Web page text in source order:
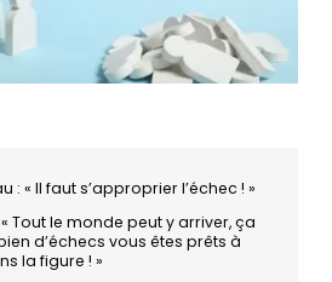
: « Il faut s’approprier l’échec ! »
Tout le monde peut y arriver, ça
d’échecs vous êtes prêts à
la figure ! »